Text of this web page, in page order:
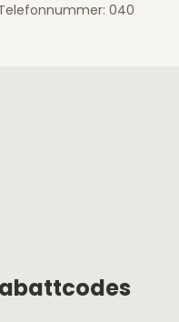
040